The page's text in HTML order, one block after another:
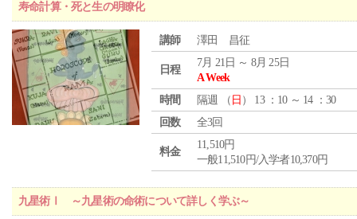
寿命計算・死と生の明瞭化
講師 澤田 昌征
日程
7月 21日 ～ 8月 25日
A Week
時間
隔週 （ 日 ） 13 ：10 ～ 14 ：30
回数
全3回
料金
11,510円
一般11,510円/入学者10,370円
九星術Ⅰ ～九星術の命術について詳しく学ぶ～